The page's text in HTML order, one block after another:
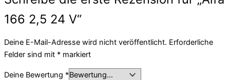
166 2,5 24 V“
Deine E-Mail-Adresse wird nicht veröffentlicht. Erforderliche
Felder sind mit * markiert
Deine Bewertung *